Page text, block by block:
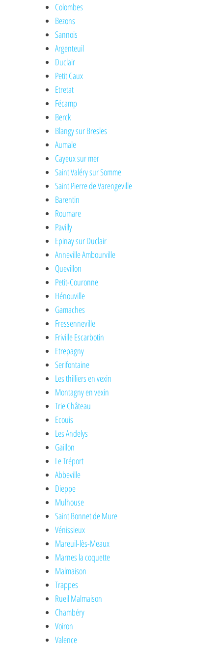
Colombes
Bezons
Sannois
Argenteuil
Duclair
Petit Caux
Etretat
Fécamp
Berck
Blangy sur Bresles
Aumale
Cayeux sur mer
Saint Valéry sur Somme
Saint Pierre de Varengeville
Barentin
Roumare
Pavilly
Epinay sur Duclair
Anneville Ambourville
Quevillon
Petit-Couronne
Hénouville
Gamaches
Fressenneville
Friville Escarbotin
Etrepagny
Serifontaine
Les thilliers en vexin
Montagny en vexin
Trie Château
Ecouis
Les Andelys
Gaillon
Le Tréport
Abbeville
Dieppe
Mulhouse
Saint Bonnet de Mure
Vénissieux
Mareuil-lès-Meaux
Marnes la coquette
Malmaison
Trappes
Rueil Malmaison
Chambéry
Voiron
Valence